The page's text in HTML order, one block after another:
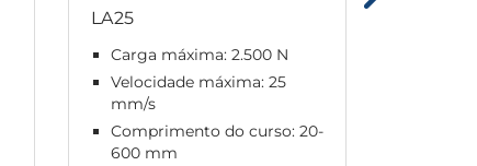
LA25
Carga máxima: 2.500 N
Velocidade máxima: 25
mm/s
Comprimento do curso: 20-
600 mm